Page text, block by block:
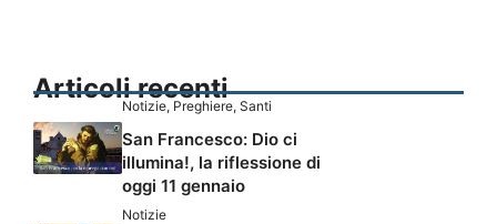
Articoli recenti
Notizie, Preghiere, Santi
San Francesco: Dio ci
illumina!, la riflessione di
oggi 11 gennaio
Notizie